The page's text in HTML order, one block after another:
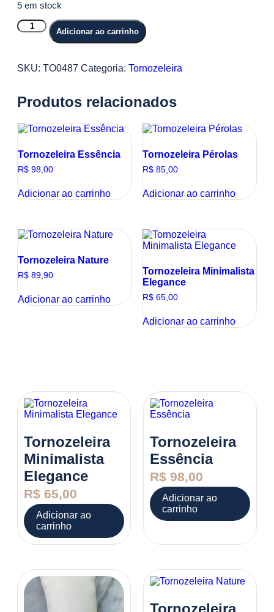
5 em stock
Adicionar ao carrinho
SKU: TO0487 Categoria: Tornozeleira
Produtos relacionados
Tornozeleira Essência
R$ 98,00
Adicionar ao carrinho
Tornozeleira Pérolas
R$85,00
Adicionar ao carrinho
Tornozeleira Nature
R$ 89,90
Adicionar ao carrinho
Tornozeleira Minimalista
Elegance
R$65,00
Adicionar ao carrinho
Tornozeleira
Minimalista
Elegance
R$ 65,00
Adicionar ao
carrinho
Tornozeleira
Essência
R$ 98,00
Adicionar ao
carrinho